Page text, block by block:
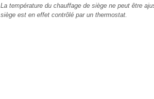
La température du chauffage de siège ne peut être
siège est en effet contrôlé par un thermostat.